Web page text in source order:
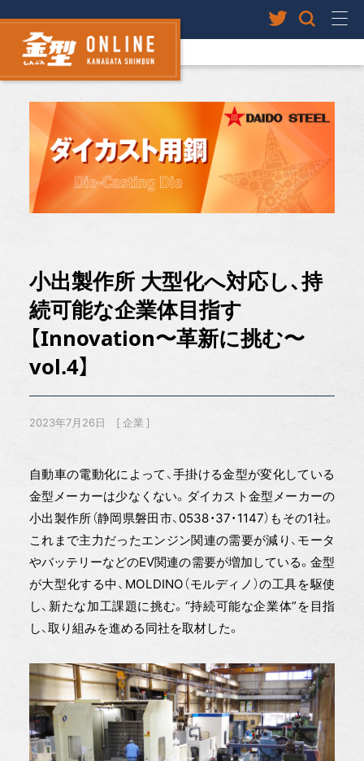
小出製作所 大型化へ対応し、持
続可能な企業体目指す
【Innovation〜革新に挑む〜
vol.4】
2023年7月26日 企業
自動車の電動化によって、手掛ける金型が変化している
金型メーカーは少なくない。ダイカスト金型メーカーの
小出製作所（静岡県磐田市、0538・37・1147）もその1社。
これまで主力だったエンジン関連の需要が減り、モータ
やバッテリーなどのEV関連の需要が増加している。金型
が大型化する中、MOLDINO（モルディノ）の工具を駆使
し、新たな加工課題に挑む。“持続可能な企業体”を目指
し、取り組みを進める同社を取材した。